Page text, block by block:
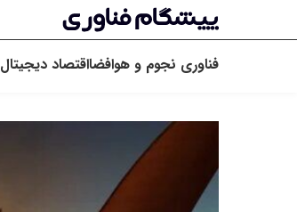
فناوری نجوم و هوافضااقتصاد دیجیتال